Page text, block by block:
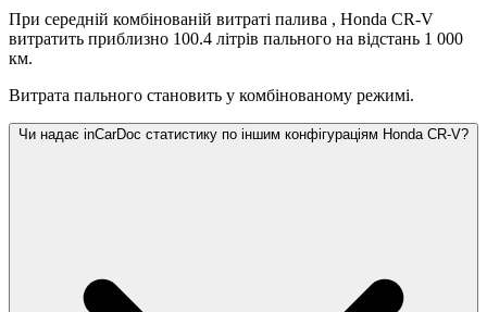
При середній комбінованій витраті палива , Honda CR-V
витратить приблизно 100.4 літрів пального на відстань 1 000
км.
Витрата пального становить у комбінованому режимі.
Чи надає inCarDoc статистику по іншим конфігураціям Honda CR-V?